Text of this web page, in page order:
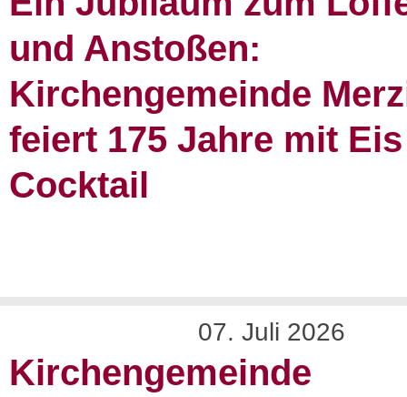
und Anstoßen:
Kirchengemeinde
feiert 175 Jahre mit
Cocktail
07. Juli 2026
Kirchengemeinde